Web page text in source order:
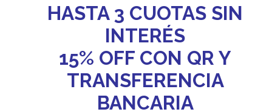
HASTA 3 CUOTAS SIN
INTERÉS
15% OFF CON QR Y
TRANSFERENCIA
BANCARIA